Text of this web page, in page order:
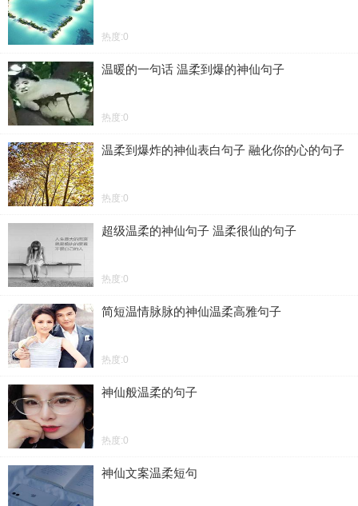
热度:0
温暖的一句话 温柔到爆的神仙句子
热度:0
温柔到爆炸的神仙表白句子 融化你的心的句子
热度:0
超级温柔的神仙句子 温柔很仙的句子
热度:0
简短温情脉脉的神仙温柔高雅句子
热度:0
神仙般温柔的句子
热度:0
神仙文案温柔短句